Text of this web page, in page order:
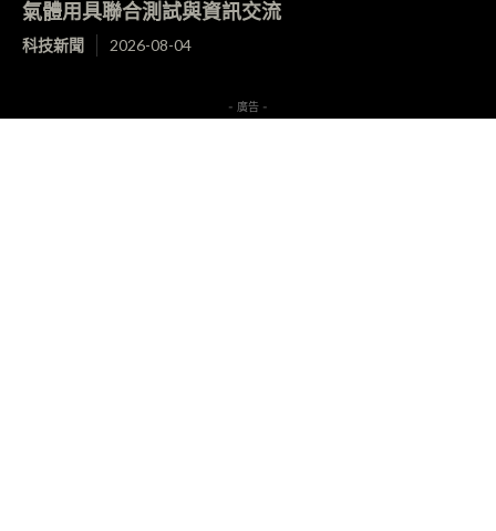
氣體用具聯合測試與資訊交流
科技新聞 2026-08-04
- 廣告 -